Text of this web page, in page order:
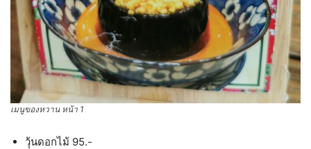
เมนูของหวาน หน้า 1
วุ้นดอกไม้ 95.-